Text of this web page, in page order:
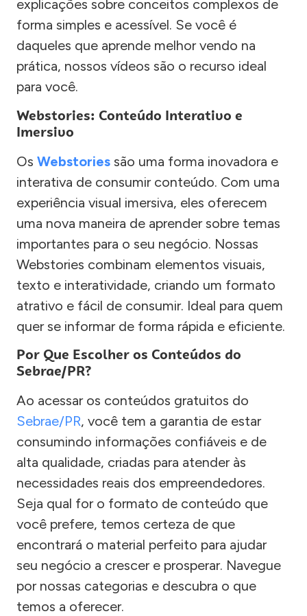
explicações sobre conceitos complexos de
forma simples e acessível. Se você é
daqueles que aprende melhor vendo na
prática, nossos vídeos são o recurso ideal
para você.
Webstories: Conteúdo Interativo e
Imersivo
Os Webstories são uma forma inovadora e
interativa de consumir conteúdo. Com uma
experiência visual imersiva, eles oferecem
uma nova maneira de aprender sobre temas
importantes para o seu negócio. Nossas
Webstories combinam elementos visuais,
texto e interatividade, criando um formato
atrativo e fácil de consumir. Ideal para quem
quer se informar de forma rápida e eficiente.
Por Que Escolher os Conteúdos do
Sebrae/PR?
Ao acessar os conteúdos gratuitos do
Sebrae/PR, você tem a garantia de estar
consumindo informações confiáveis e de
alta qualidade, criadas para atender às
necessidades reais dos empreendedores.
Seja qual for o formato de conteúdo que
você prefere, temos certeza de que
encontrará o material perfeito para ajudar
seu negócio a crescer e prosperar. Navegue
por nossas categorias e descubra o que
temos a oferecer.